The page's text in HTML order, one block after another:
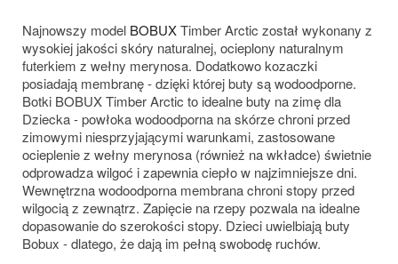
Najnowszy model BOBUXTimber Arctic został wykonany z
wysokiej jakości skóry naturalnej, ocieplony naturalnym
futerkiem z wełny merynosa. Dodatkowo kozaczki
posiadają membranę - dzięki której buty są wodoodporne.
Botki BOBUX Timber Arctic to idealne buty na zimę dla
Dziecka - powłoka wodoodporna na skórze chroni przed
zimowymi niesprzyjającymi warunkami, zastosowane
ocieplenie z wełny merynosa (również na wkładce) świetnie
odprowadza wilgoć i zapewnia ciepło w najzimniejsze dni.
Wewnętrzna wodoodporna membrana chroni stopy przed
wilgocią z zewnątrz. Zapięcie na rzepy pozwala na idealne
dopasowanie do szerokości stopy. Dzieci uwielbiają buty
Bobux - dlatego, że dają im pełną swobodę ruchów.